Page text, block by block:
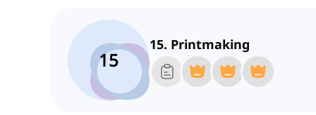
15
15. Printmaking